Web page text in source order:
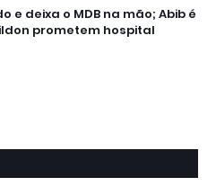
e deixa o MDB na mão; Abib é
prometem hospital